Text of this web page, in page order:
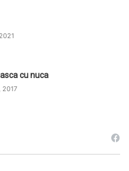
cu nuca
2017